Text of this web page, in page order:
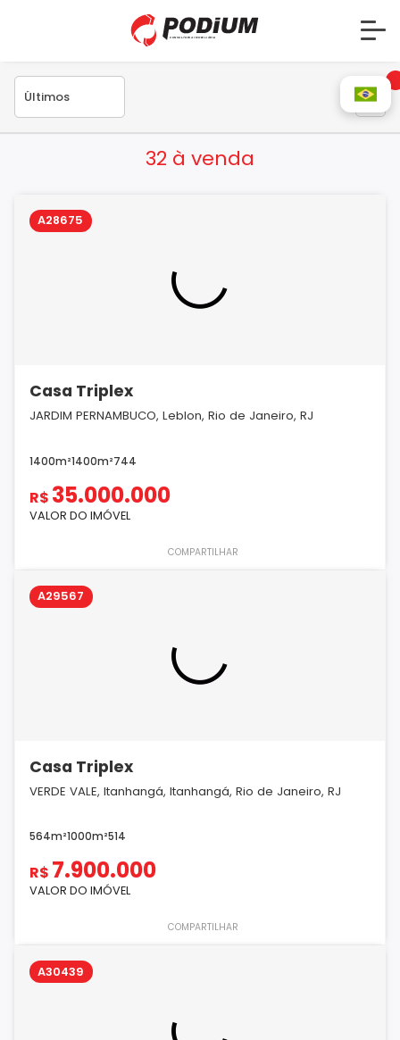
32 à venda
A28675
Casa Triplex
JARDIM PERNAMBUCO, Leblon, Rio de Janeiro, RJ
1400m²1400m²744
R$ 35.000.000
VALOR DO IMÓVEL
COMPARTILHAR
A29567
Casa Triplex
VERDE VALE, Itanhangá, Itanhangá, Rio de Janeiro, RJ
564m²1000m²514
R$ 7.900.000
VALOR DO IMÓVEL
COMPARTILHAR
A30439